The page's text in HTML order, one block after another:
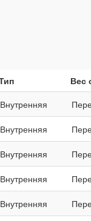
Вес
Внутренняя
Внутренняя
Внутренняя
Внутренняя
Внутренняя